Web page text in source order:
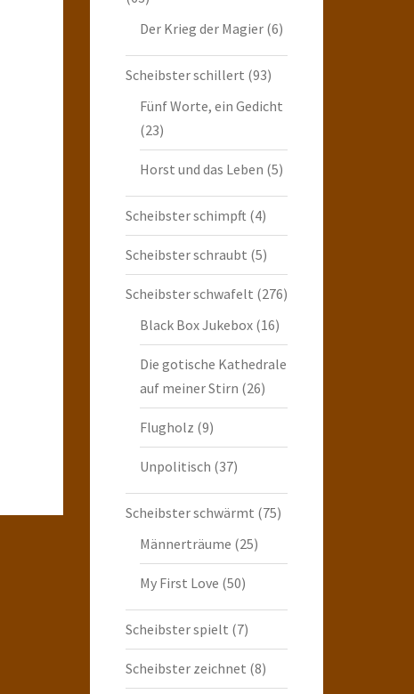
Der Krieg der Magier(6)
Scheibster schillert (93)
Fünf Worte, ein Gedicht
(23)
Horst und das Leben (5)
Scheibster schimpft (4)
Scheibster schraubt (5)
Scheibster schwafelt (276)
Black Box Jukebox(16)
Die gotische Kathedrale
auf meiner Stirn (26)
Flugholz (9)
Unpolitisch (37)
Scheibster schwärmt (75)
Männerträume (25)
My First Love (50)
Scheibster spielt (7)
Scheibster zeichnet (8)